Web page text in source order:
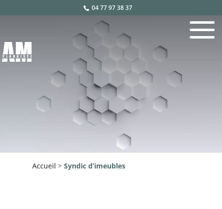
04 77 97 38 37
Accueil > Syndic d’imeubles